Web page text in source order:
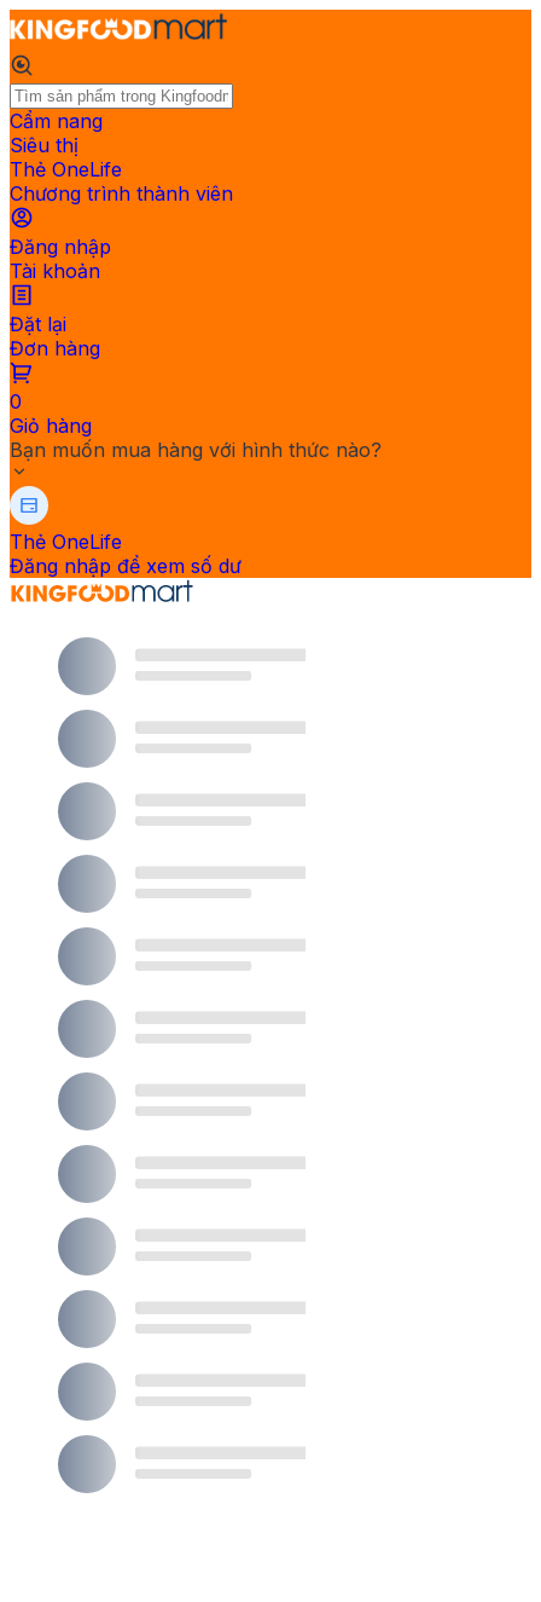
Cẩm nang
Siêu thị
Thẻ OneLife
Chương trình thành viên
Đăng nhập
Tài khoản
Đặt lại
Đơn hàng
0
Giỏ hàng
Bạn muốn mua hàng với hình thức nào?
Thẻ OneLife
Đăng nhập để xem số dư